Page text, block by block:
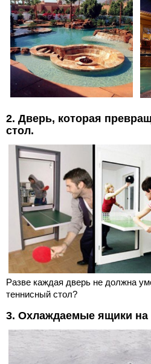
2. Дверь, которая
стол.
Разве каждая дверь не должна
теннисный стол?
3. Охлаждаемые ящики на